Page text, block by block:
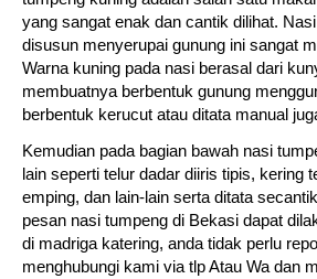
yang sangat enak dan cantik dilihat.
disusun menyerupai gunung ini sangat
Warna kuning pada nasi berasal dari
membuatnya berbentuk gunung
berbentuk kerucut atau ditata manual
Kemudian pada bagian bawah nasi
lain seperti telur dadar diiris tipis, kering
emping, dan lain-lain serta ditata
pesan nasi tumpeng di Bekasi dapat
di madriga katering, anda tidak perlu
menghubungi kami via tlp Atau Wa dan